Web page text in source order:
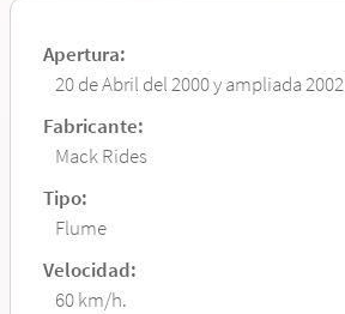
Apertura:
20 de Abril del 2000 y ampliada 2002
Fabricante:
Mack Rides
Tipo:
Flume
Velocidad:
60 km/h.